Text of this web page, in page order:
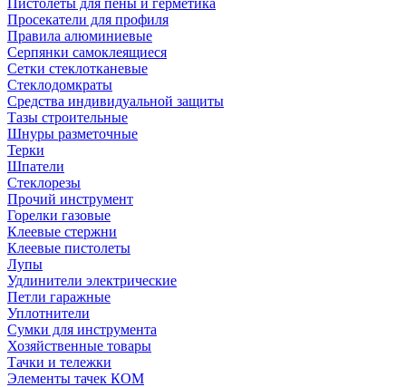
Пистолеты для пены и герметика
Просекатели для профиля
Правила алюминиевые
Серпянки самоклеящиеся
Сетки стеклотканевые
Стеклодомкраты
Средства индивидуальной защиты
Тазы строительные
Шнуры разметочные
Терки
Шпатели
Стеклорезы
Прочий инструмент
Горелки газовые
Клеевые стержни
Клеевые пистолеты
Лупы
Удлинители электрические
Петли гаражные
Уплотнители
Сумки для инструмента
Хозяйственные товары
Тачки и тележки
Элементы тачек КОМ